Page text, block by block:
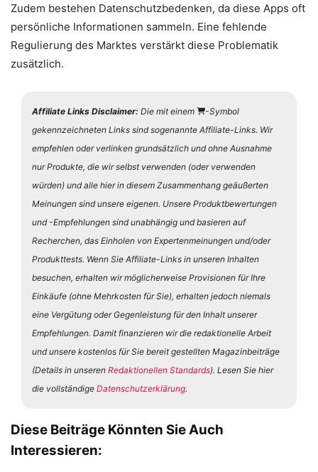
Zudem bestehen Datenschutzbedenken, da diese Apps oft
persönliche Informationen sammeln. Eine fehlende
Regulierung des Marktes verstärkt diese Problematik
zusätzlich.
Affiliate Links Disclaimer: Die mit einem
-Symbol
gekennzeichneten Links sind sogenannte Affiliate-Links. Wir
empfehlen oder verlinken grundsätzlich und ohne Ausnahme
nur Produkte, die wir selbst verwenden (oder verwenden
würden) und alle hier in diesem Zusammenhang geäußerten
Meinungen sind unsere eigenen. Unsere Produktbewertungen
und -Empfehlungen sind unabhängig und basieren auf
Recherchen, das Einholen von Expertenmeinungen und/oder
Produkttests. Wenn Sie Affiliate-Links in unseren Inhalten
besuchen, erhalten wir möglicherweise Provisionen für Ihre
Einkäufe (ohne Mehrkosten für Sie), erhalten jedoch niemals
eine Vergütung oder Gegenleistung für den Inhalt unserer
Empfehlungen. Damit finanzieren wir die redaktionelle Arbeit
und unsere kostenlos für Sie bereit gestellten Magazinbeiträge
(Details in unseren Redaktionellen Standards). Lesen Sie hier
die vollständige Datenschutzerklärung.
Diese Beiträge Könnten Sie Auch
Interessieren: